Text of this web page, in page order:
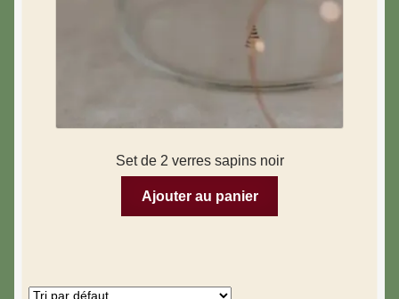
Set de 2 verres sapins noir
Ajouter au panier